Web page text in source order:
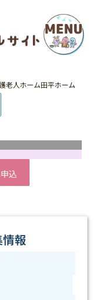
人ホーム田平ホーム
込
報